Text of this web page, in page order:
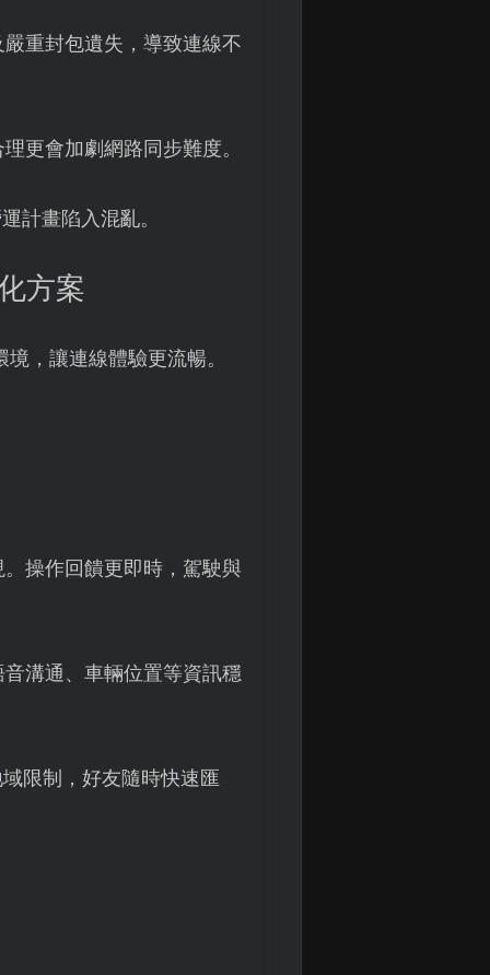
重封包遺失，導致連線不
更會加劇網路同步難度。
計畫陷入混亂。
方案
，讓連線體驗更流暢。
操作回饋更即時，駕駛與
溝通、車輛位置等資訊穩
限制，好友隨時快速匯